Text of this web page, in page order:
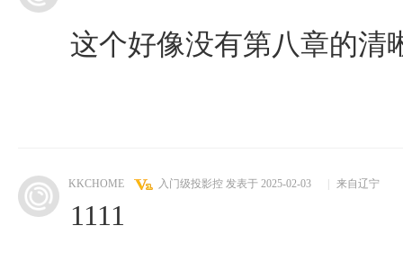
这个好像没有第八章的清
KKCHOME 入门级投影控 发表于 2025-02-03 来自辽宁
1111